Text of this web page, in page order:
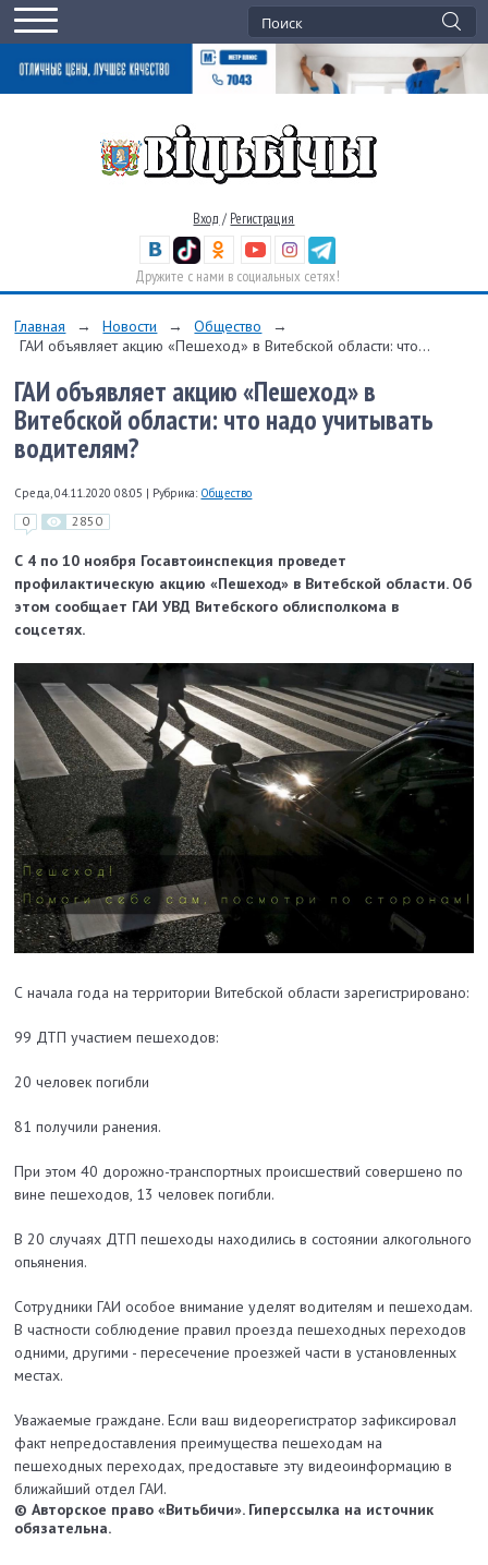
Вход / Регистрация
Дружите с нами в социальных сетях!
Главная → Новости → Общество
→
ГАИ объявляет акцию «Пешеход» в Витебской области: что...
ГАИ объявляет акцию «Пешеход» в
Витебской области: что надо учитывать
водителям?
Среда, 04.11.2020 08:05 | Рубрика: Общество
0 2850
С 4 по 10 ноября Госавтоинспекция проведет
профилактическую акцию «Пешеход» в Витебской области. Об
этом сообщает ГАИ УВД Витебского облисполкома в
соцсетях.
С начала года на территории Витебской области зарегистрировано:
99 ДТП участием пешеходов:
20 человек погибли
81 получили ранения.
При этом 40 дорожно-транспортных происшествий совершено по
вине пешеходов, 13 человек погибли.
В 20 случаях ДТП пешеходы находились в состоянии алкогольного
опьянения.
Сотрудники ГАИ особое внимание уделят водителям и пешеходам.
В частности соблюдение правил проезда пешеходных переходов
одними, другими - пересечение проезжей части в установленных
местах.
Уважаемые граждане. Если ваш видеорегистратор зафиксировал
факт непредоставления преимущества пешеходам на
пешеходных переходах, предоставьте эту видеоинформацию в
ближайший отдел ГАИ.
© Авторское право «Витьбичи». Гиперссылка на источник
обязательна.